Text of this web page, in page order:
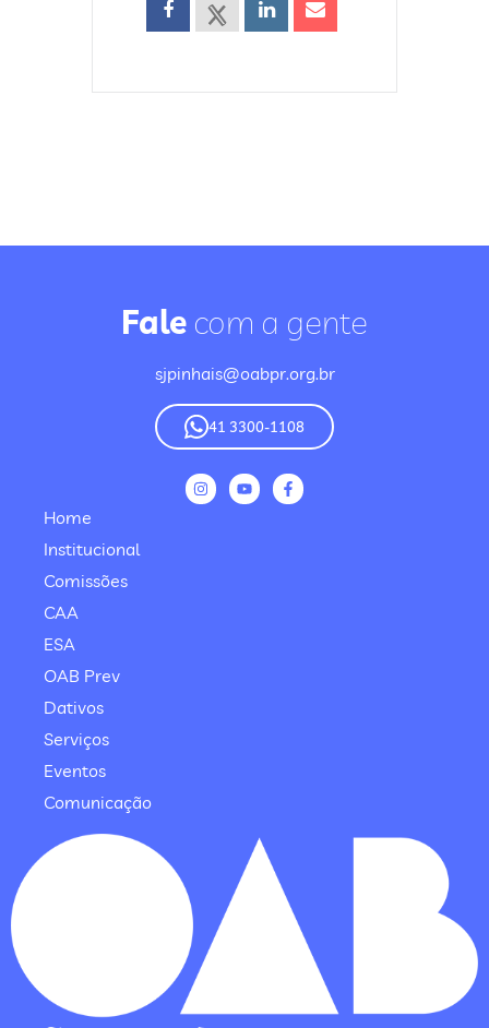
Fale com a gente
sjpinhais@oabpr.org.br
41 3300-1108
Home
Institucional
Comissões
CAA
ESA
OAB Prev
Dativos
Serviços
Eventos
Comunicação